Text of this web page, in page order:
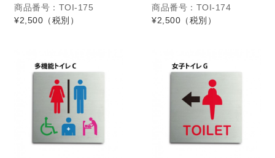
商品番号：TOI-175
¥2,500 （税別）
商品番号：TOI-174
¥2,500 （税別）